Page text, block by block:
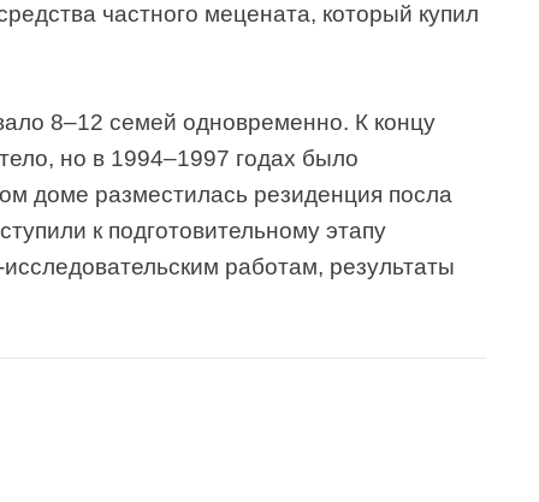
частного мецената, который купил
8–12 семей одновременно. К концу
но в 1994–1997 годах было
доме разместилась резиденция посла
к подготовительному этапу
работам, результаты